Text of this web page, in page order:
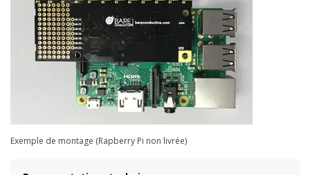
Exemple de montage (Rapberry Pi non livrée)